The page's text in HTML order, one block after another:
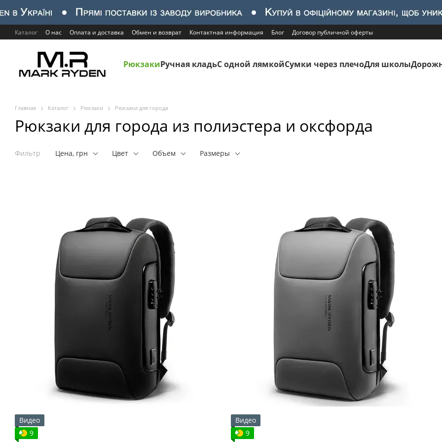
Перейти к основному контенту
Каталог О нас Оплата и доставка Обмен и возврат Контактная информация Блог Договор публичной оферты
РюкзакиРучная кладьС одной лямкойСумки через плечоДля школы
Главная Каталог Рюкзаки Рюкзаки для города
Рюкзаки для города из полиэстера и оксфорда
Фильтр Цена, грн Цвет Объем Размеры
Видео
9
Видео
9